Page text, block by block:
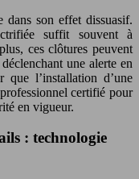
dans son effet dissuasif.
suffit souvent à
ces clôtures peuvent
une alerte en
l’installation d’une
certifié pour
en vigueur.
: technologie